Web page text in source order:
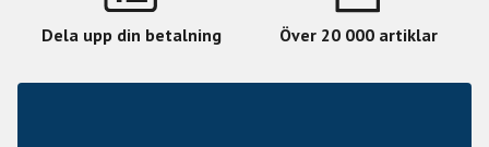
Dela upp din betalning Över 20 000 artiklar